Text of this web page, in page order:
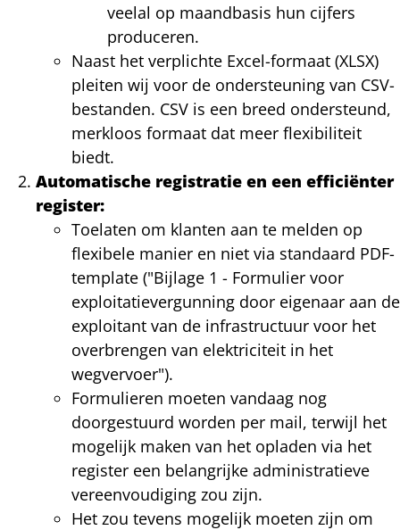
veelal op maandbasis hun cijfers
produceren.
Naast het verplichte Excel-formaat (XLSX)
pleiten wij voor de ondersteuning van CSV-
bestanden. CSV is een breed ondersteund,
merkloos formaat dat meer flexibiliteit
biedt.
Automatische registratie en een efficiënter
register:
Toelaten om klanten aan te melden op
flexibele manier en niet via standaard PDF-
template ("Bijlage 1 - Formulier voor
exploitatievergunning door eigenaar aan de
exploitant van de infrastructuur voor het
overbrengen van elektriciteit in het
wegvervoer").
Formulieren moeten vandaag nog
doorgestuurd worden per mail, terwijl het
mogelijk maken van het opladen via het
register een belangrijke administratieve
vereenvoudiging zou zijn.
Het zou tevens mogelijk moeten zijn om